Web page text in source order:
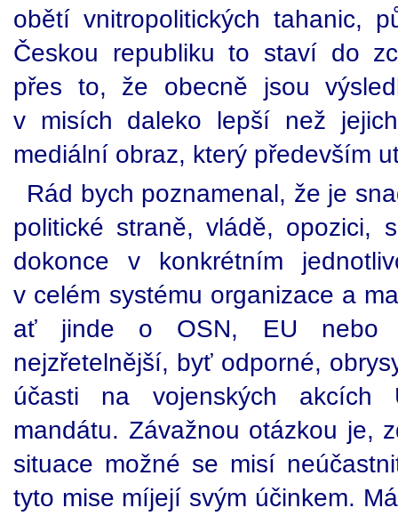
obětí vnitropolitických tahanic,
Českou republiku to staví do
přes to, že obecně jsou
v misích daleko lepší než
mediální obraz, který především
Rád bych poznamenal, že je
politické straně, vládě, opozici,
dokonce v konkrétním
v celém systému organizace a
ať jinde o OSN, EU nebo
nejzřetelnější, byť odporné,
účasti na vojenských akcích
mandátu. Závažnou otázkou je,
situace možné se misí
tyto mise míjejí svým účinkem.